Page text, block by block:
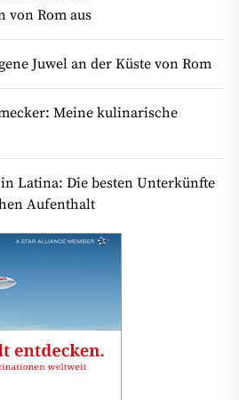
von Rom aus
Juwel an der Küste von Rom
Meine kulinarische
Latina: Die besten Unterkünfte
Aufenthalt